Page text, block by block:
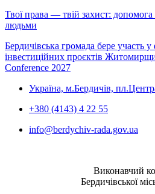
Твої права — твій захист: допомога
людьми
Бердичівська громада бере участь
інвестиційних проєктів
Conference 2027
Україна, м.Бердичів,
+380 (4143) 4 22 55
info@berdychiv-rada.gov.ua
Виконавчий
Бердичівської